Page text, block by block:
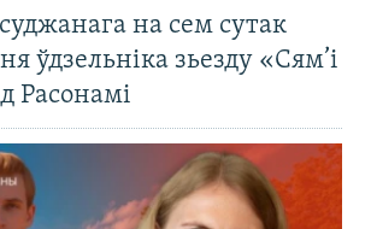
на сем сутак
ўдзельніка зьезду «Сям’і
Расонамі